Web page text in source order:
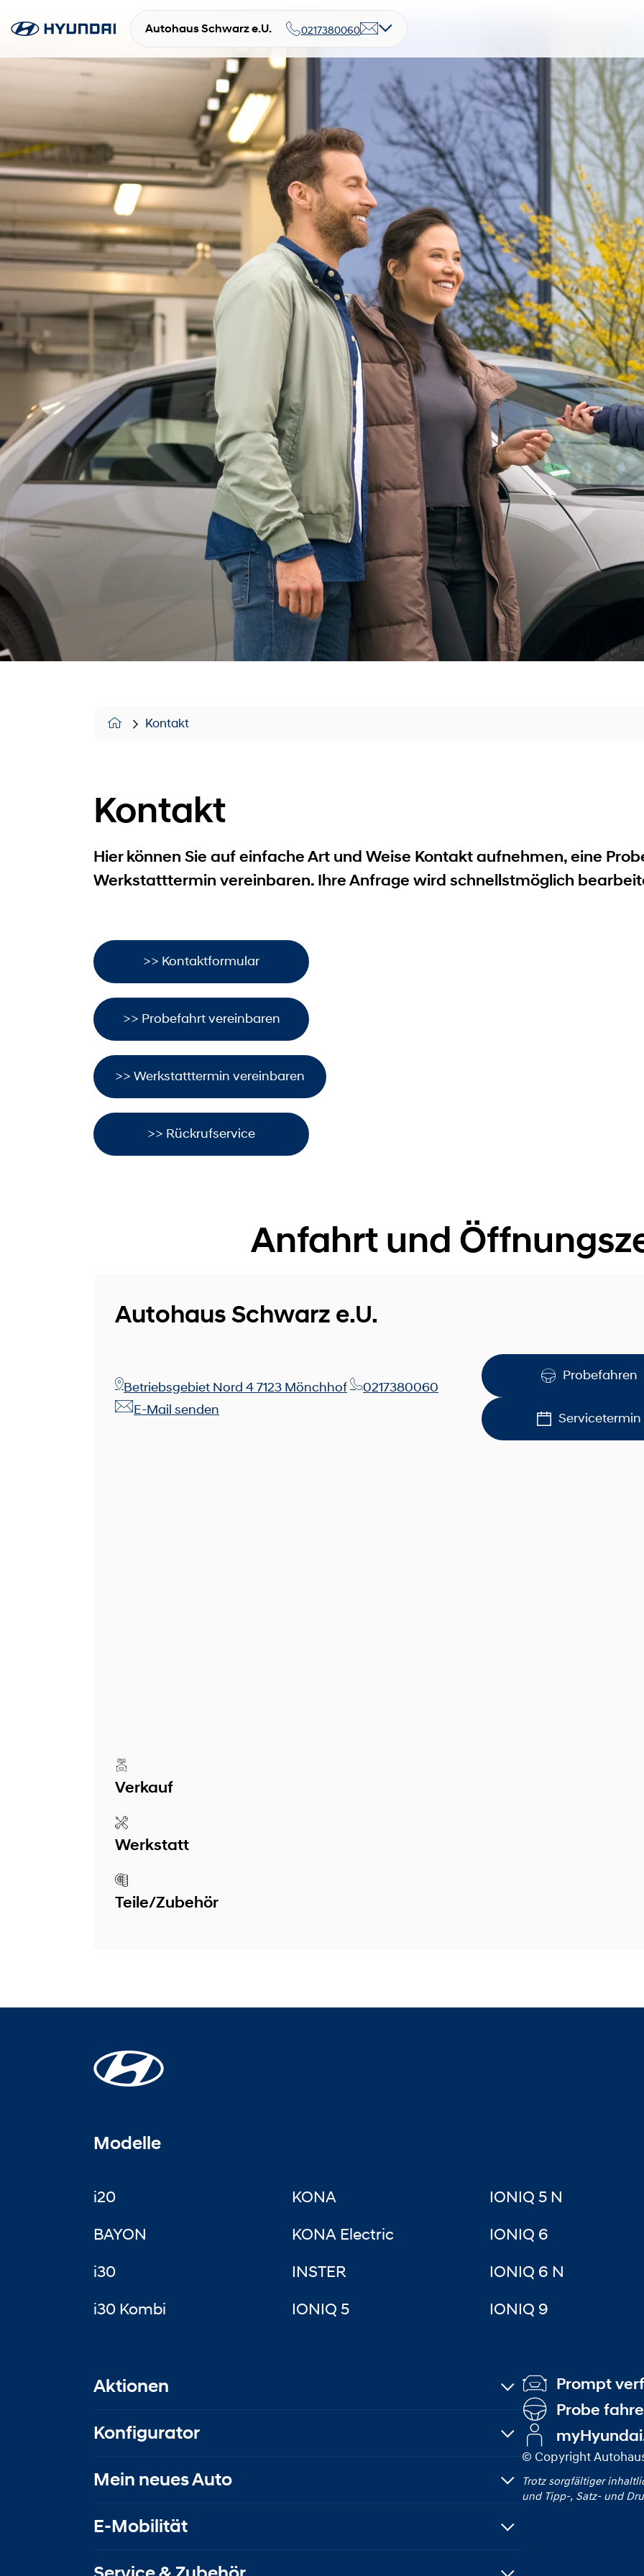
Autohaus Schwarz e.U. 0217380060
Kontakt
Kontakt
Hier können Sie auf einfache Art und Weise Kontakt aufnehmen, eine
Werkstatttermin vereinbaren. Ihre Anfrage wird schnellstmöglich
>> Kontaktformular
>> Probefahrt vereinbaren
>> Werkstatttermin vereinbaren
>> Rückrufservice
Anfahrt und
Autohaus Schwarz e.U.
Betriebsgebiet Nord 4 7123 Mönchhof
0217380060
E-Mail senden
Probefahren
Servicetermin
Verkauf
Werkstatt
Teile/Zubehör
Modelle
i20
BAYON
i30
i30 Kombi
KONA
KONA Electric
INSTER
IONIQ 5
IONIQ 5 N
IONIQ 6
IONIQ 6 N
IONIQ 9
Aktionen
Konfigurator
Mein neues Auto
E-Mobilität
Prompt
Probe
© Copyright
Trotz sorgfältiger
und Tipp‑, Satz‑ und